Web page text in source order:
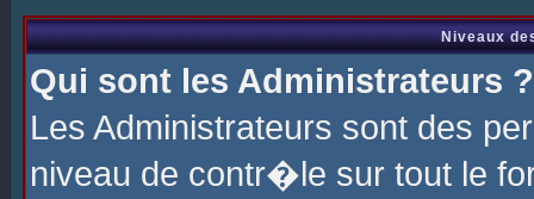
Niveaux
Qui sont les Administrateurs ?
Les Administrateurs sont des
niveau de contr�le sur tout le